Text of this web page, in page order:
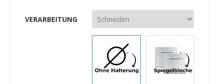
VERARBEITUNG